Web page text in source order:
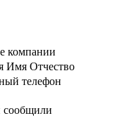
компании
Имя Отчество
телефон
сообщили